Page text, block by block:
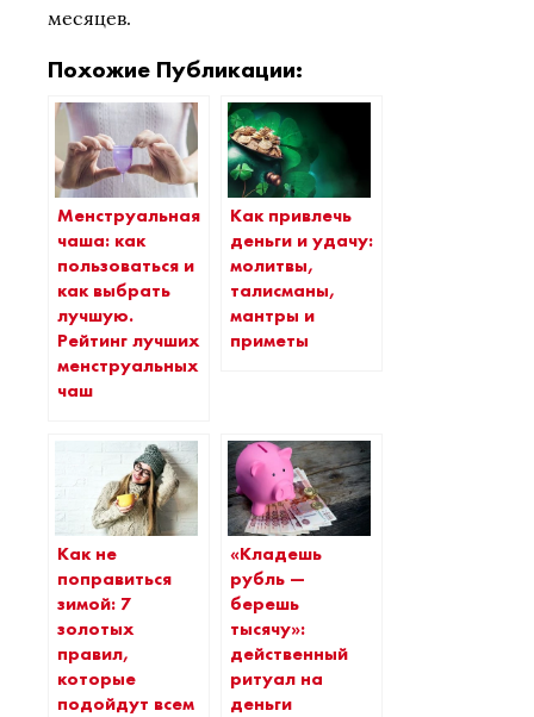
месяцев.
Похожие Публикации:
Менструальная
чаша: как
пользоваться и
как выбрать
лучшую.
Рейтинг лучших
менструальных
чаш
Как привлечь
деньги и удачу:
молитвы,
талисманы,
мантры и
приметы
Как не
поправиться
зимой: 7
золотых
правил,
которые
подойдут всем
«Кладешь
рубль —
берешь
тысячу»:
действенный
ритуал на
деньги